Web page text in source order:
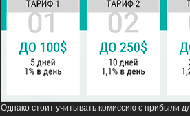
Однако стоит учитывать комиссию с прибыли